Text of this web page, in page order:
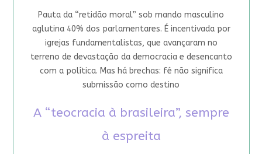
Pauta da “retidão moral” sob mando masculino
aglutina 40% dos parlamentares. É incentivada por
igrejas fundamentalistas, que avançaram no
terreno de devastação da democracia e desencanto
com a política. Mas há brechas: fé não significa
submissão como destino
A “teocracia à brasileira”, sempre
à espreita